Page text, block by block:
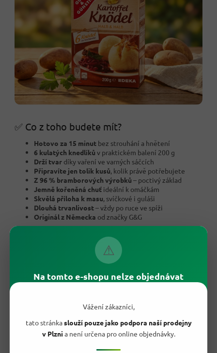
⚠
Na tomto e-shopu nelze objednávat
Vážení zákazníci,
tato stránkaslouží pouze jako podpora naší prodejny
v Plznia není určena pro online objednávky.
✅ Co z toho budete mít?
Hotovo za 15 minut bez strouhání a hnětení
6 kulatých knedlíků v praktickém balení 200 g
Drží tvar díky vaření ve varných sáčcích
Připravíte jen tolik kusů, kolik právě potřebujete
Z 96 % bramborových výrobků – poctivý základ
Jemně kořeněná chuť ideální k omáčkám
Skvělá příloha k masu, svíčkové i guláši
Dlouhá trvanlivost– vždy po ruce ve spíži
Originál z Německa od značky G&G